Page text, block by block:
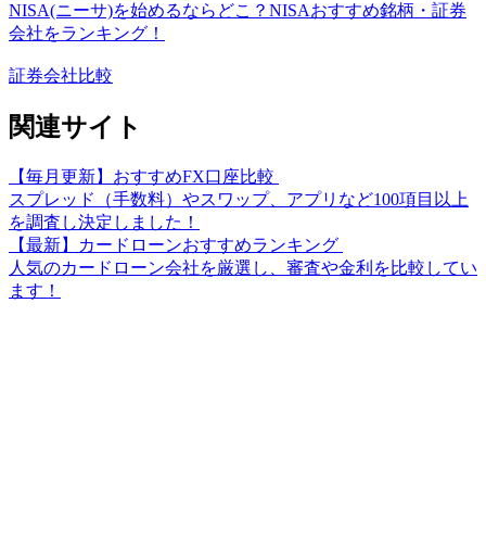
NISA(ニーサ)を始めるならどこ？NISAおすすめ銘柄・証券
会社をランキング！
証券会社比較
関連サイト
【毎月更新】おすすめFX口座比較
スプレッド（手数料）やスワップ、アプリなど100項目以上
を調査し決定しました！
【最新】カードローンおすすめランキング
人気のカードローン会社を厳選し、審査や金利を比較してい
ます！